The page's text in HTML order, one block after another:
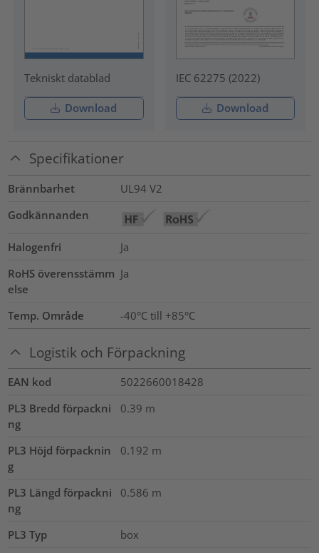
Tekniskt datablad
Download
IEC 62275 (2022)
Download
Specifikationer
Brännbarhet
UL94 V2
Godkännanden
Halogenfri
Ja
RoHS överensstämm
else
Ja
Temp. Område -40°C till +85°C
Logistik och Förpackning
EAN kod
5022660018428
PL3 Bredd förpackni
ng
0.39 m
PL3 Höjd förpacknin
g
0.192 m
PL3 Längd förpackni
ng
0.586 m
PL3 Typ
box